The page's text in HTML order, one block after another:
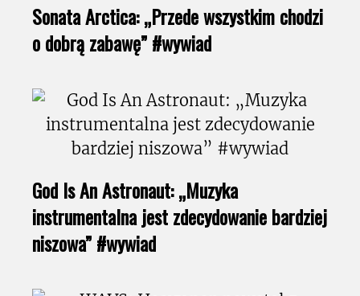
Sonata Arctica: „Przede wszystkim chodzi
o dobrą zabawę” #wywiad
God Is An Astronaut: „Muzyka
instrumentalna jest zdecydowanie bardziej
niszowa” #wywiad